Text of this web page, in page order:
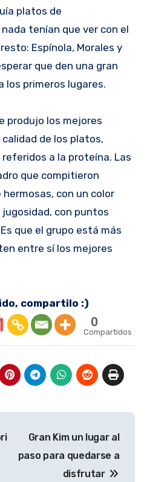
platos de
tenían que ver con el
Espínola, Morales y
que den una gran
los primeros lugares.
produjo los mejores
de los platos,
a la proteína. Las
que compitieron
con un color
con puntos
que el grupo está más
entre sí los mejores
compartilo :)
0
Compartidos
Gran Kim un lugar al
paso para quedarse a
disfrutar